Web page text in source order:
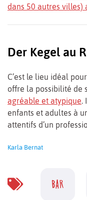
dans 50 autres villes)
Der Kegel au
C’est le lieu idéal
offre la possibilité de
agréable et atypique.
enfants et adultes à
attentifs d’un
Karla Bernat
BAR